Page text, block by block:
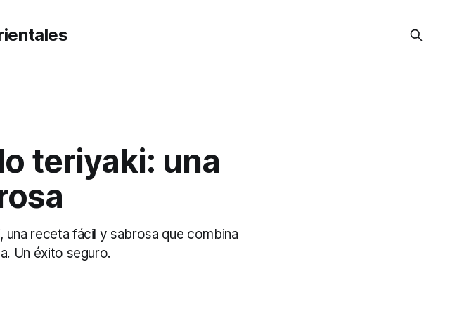
teriyaki: una
receta fácil y sabrosa que combina
Un éxito seguro.